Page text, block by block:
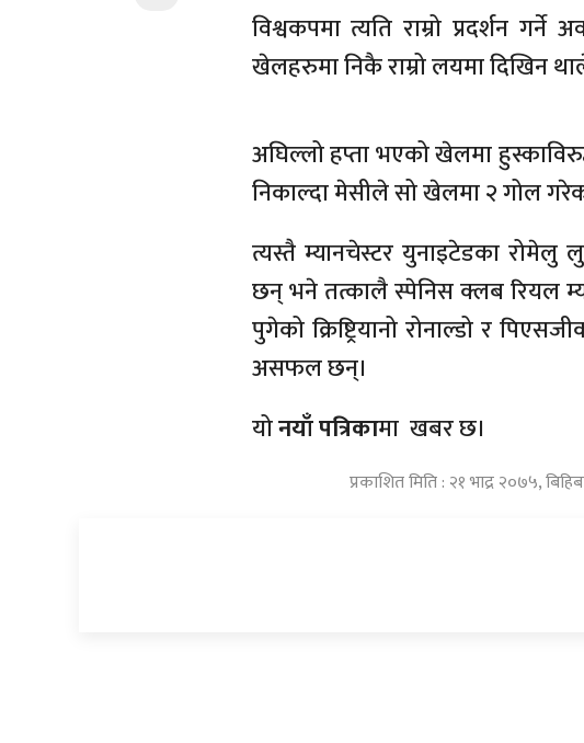
विश्वकपमा त्यति राम्रो प्रदर्शन
खेलहरुमा निकै राम्रो लयमा दिखिन
अघिल्लो हप्ता भएको खेलमा
निकाल्दा मेसीले सो खेलमा २ गोल
त्यस्तै म्यानचेस्टर युनाइटेडका
छन् भने तत्कालै स्पेनिस क्लब रियल
पुगेको क्रिष्ट्रियानो रोनाल्डो र
असफल छन्।
योनयाँपत्रिकामा खबर छ।
प्रकाशित मिति : २१ भाद्र २०७५,